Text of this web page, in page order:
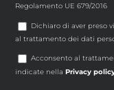
Regolamento UE 679/2016
Dichiaro di aver preso
al trattamento dei dati
Acconsento al
indicate nellaPrivacy